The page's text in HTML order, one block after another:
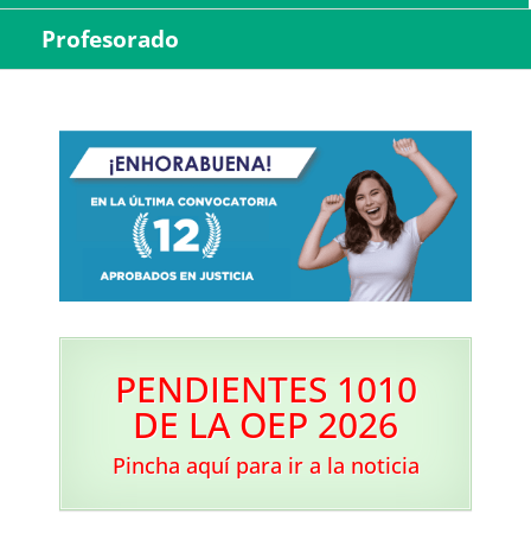
Profesorado
PENDIENTES 1010
DE LA OEP 2026
Pincha aquí para ir a la noticia